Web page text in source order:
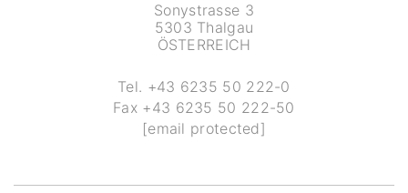
Sonystrasse 3
5303 Thalgau
ÖSTERREICH
Tel. +43 6235 50 222-0
Fax +43 6235 50 222-50
[email protected]